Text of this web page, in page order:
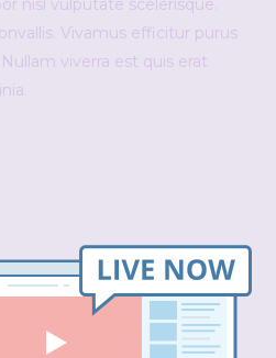
nisl vulputate scelerisque.
Vivamus efficitur purus
viverra est quis erat